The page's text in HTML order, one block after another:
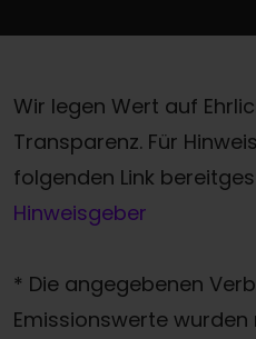
Wir legen Wert auf
Transparenz. Für
folgenden Link
Hinweisgeber
* Die angegebenen
Emissionswerte